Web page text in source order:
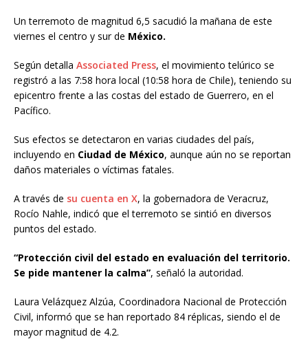
Un terremoto de magnitud 6,5 sacudió la mañana de este
viernes el centro y sur de México.
Según detalla Associated Press, el movimiento telúrico se
registró a las 7:58 hora local (10:58 hora de Chile), teniendo su
epicentro frente a las costas del estado de Guerrero, en el
Pacífico.
Sus efectos se detectaron en varias ciudades del país,
incluyendo en Ciudad de México, aunque aún no se reportan
daños materiales o víctimas fatales.
A través de su cuenta en X, la gobernadora de Veracruz,
Rocío Nahle, indicó que el terremoto se sintió en diversos
puntos del estado.
“Protección civil del estado en evaluación del territorio.
Se pide mantener la calma”, señaló la autoridad.
Laura Velázquez Alzúa, Coordinadora Nacional de Protección
Civil, informó que se han reportado 84 réplicas, siendo el de
mayor magnitud de 4.2.